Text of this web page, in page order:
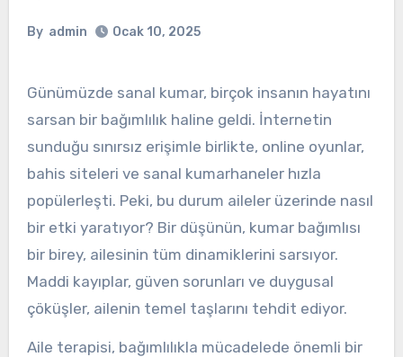
By admin Ocak 10, 2025
Günümüzde sanal kumar, birçok insanın hayatını
sarsan bir bağımlılık haline geldi. İnternetin
sunduğu sınırsız erişimle birlikte, online oyunlar,
bahis siteleri ve sanal kumarhaneler hızla
popülerleşti. Peki, bu durum aileler üzerinde nasıl
bir etki yaratıyor? Bir düşünün, kumar bağımlısı
bir birey, ailesinin tüm dinamiklerini sarsıyor.
Maddi kayıplar, güven sorunları ve duygusal
çöküşler, ailenin temel taşlarını tehdit ediyor.
Aile terapisi, bağımlılıkla mücadelede önemli bir